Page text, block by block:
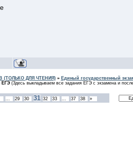
(ТОЛЬКО ДЛЯ ЧТЕНИЯ)» Единый государственный
ЕГЭ (Здесь выкладываем все задания ЕГЭ с экзамена и
… 29 30 31 32 33 … 37 38 »